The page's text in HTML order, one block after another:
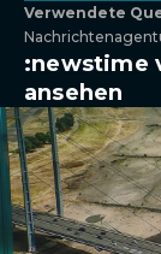
Verwendete
:newstime
ansehen